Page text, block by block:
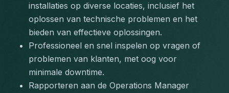
installaties op diverse locaties, inclusief het
oplossen van technische problemen en het
bieden van effectieve oplossingen.
Professioneel en snel inspelen op vragen of
problemen van klanten, met oog voor
minimale downtime.
Rapporteren aan de Operations Manager